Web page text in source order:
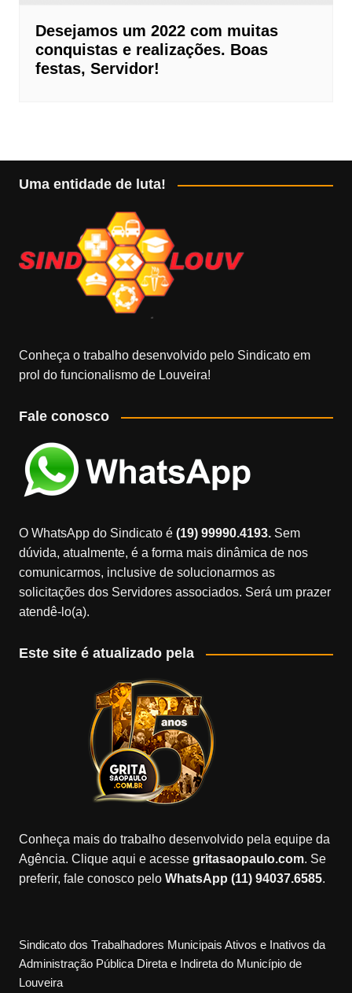
Desejamos um 2022 com muitas
conquistas e realizações. Boas
festas, Servidor!
Uma entidade de luta!
Conheça o trabalho desenvolvido pelo Sindicato em
prol do funcionalismo de Louveira!
Fale conosco
O WhatsApp do Sindicato é(19) 99990.4193.Sem
dúvida, atualmente, é a forma mais dinâmica de nos
comunicarmos, inclusive de solucionarmos as
solicitações dos Servidores associados. Será um prazer
atendê-lo(a).
Este site é atualizado pela
Conheça mais do trabalho desenvolvido pela equipe da
Agência. Clique aqui e acesse gritasaopaulo.com. Se
preferir, fale conosco peloWhatsApp (11) 94037.6585.
Sindicato dos Trabalhadores Municipais Ativos e Inativos da
Administração Pública Direta e Indireta do Município de
Louveira